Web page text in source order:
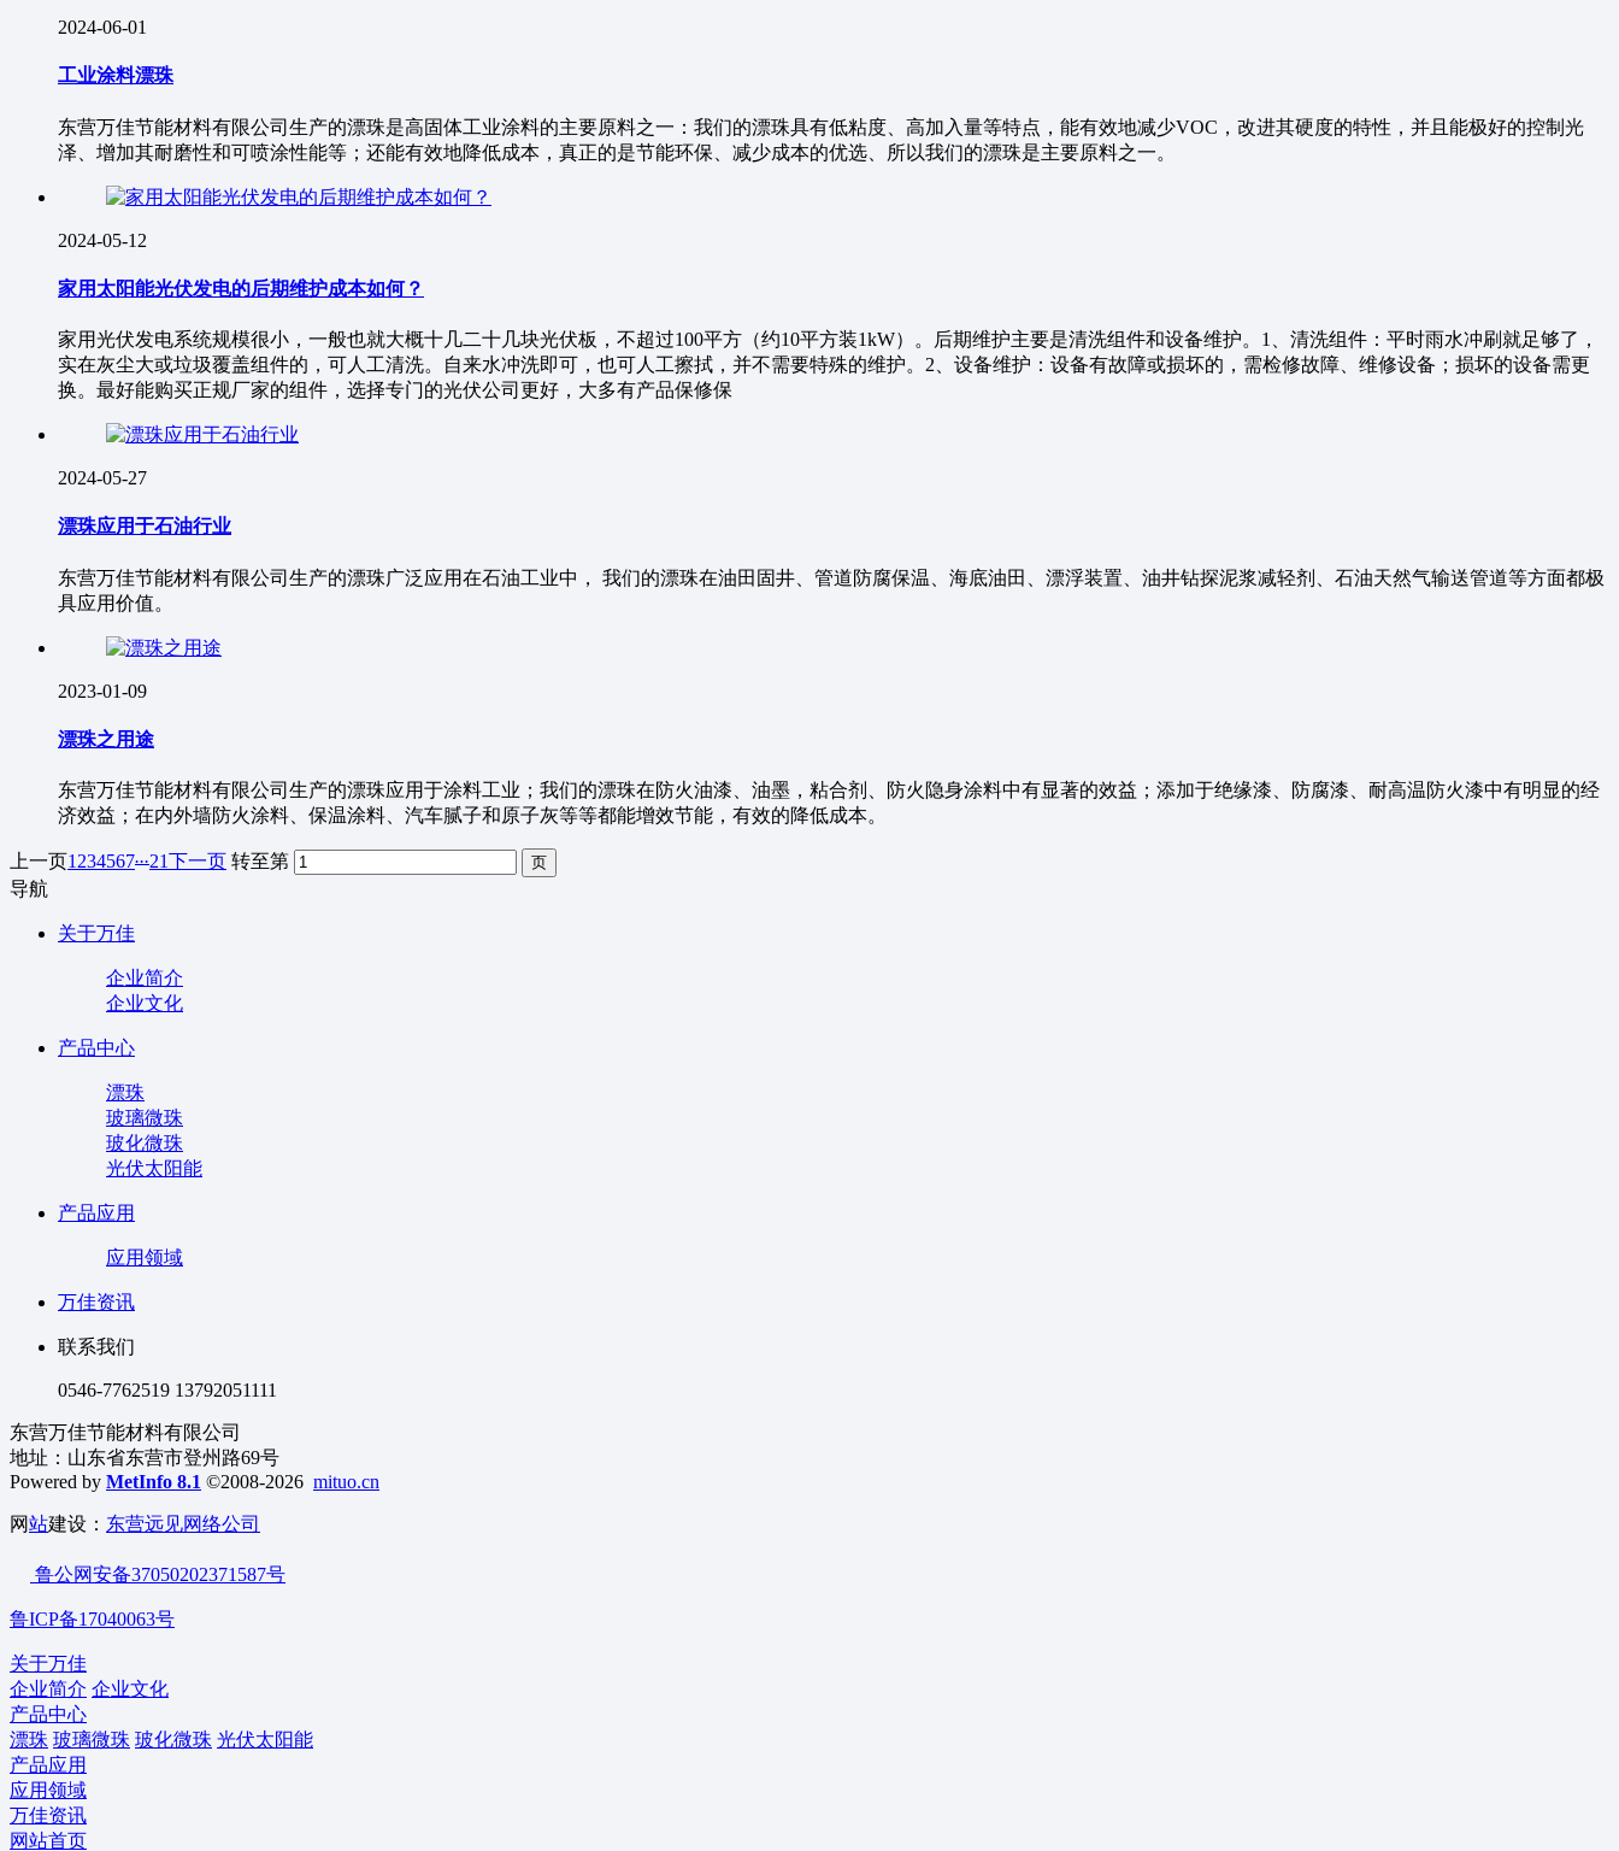
2024-06-01
工业涂料漂珠
东营万佳节能材料有限公司生产的漂珠是高固体工业涂料的主要原料之一：我们的漂珠具有低粘度、高加入量等特点，能有效地减少VOC，改进其硬度的特性，并且能极好的控制光
泽、增加其耐磨性和可喷涂性能等；还能有效地降低成本，真正的是节能环保、减少成本的优选、所以我们的漂珠是主要原料之一。
2024-05-12
家用太阳能光伏发电的后期维护成本如何？
家用光伏发电系统规模很小，一般也就大概十几二十几块光伏板，不超过100平方（约10平方装1kW）。后期维护主要是清洗组件和设备维护。1、清洗组件：平时雨水冲刷就足够了，
实在灰尘大或垃圾覆盖组件的，可人工清洗。自来水冲洗即可，也可人工擦拭，并不需要特殊的维护。2、设备维护：设备有故障或损坏的，需检修故障、维修设备；损坏的设备需更
换。最好能购买正规厂家的组件，选择专门的光伏公司更好，大多有产品保修保
2024-05-27
漂珠应用于石油行业
东营万佳节能材料有限公司生产的漂珠广泛应用在石油工业中， 我们的漂珠在油田固井、管道防腐保温、海底油田、漂浮装置、油井钻探泥浆减轻剂、石油天然气输送管道等方面都极
具应用价值。
2023-01-09
漂珠之用途
东营万佳节能材料有限公司生产的漂珠应用于涂料工业；我们的漂珠在防火油漆、油墨，粘合剂、防火隐身涂料中有显著的效益；添加于绝缘漆、防腐漆、耐高温防火漆中有明显的经
济效益；在内外墙防火涂料、保温涂料、汽车腻子和原子灰等等都能增效节能，有效的降低成本。
上一页1 234567...21下一页 转至第
导航
关于万佳
企业简介
企业文化
产品中心
漂珠
玻璃微珠
玻化微珠
光伏太阳能
产品应用
应用领域
万佳资讯
联系我们
0546-7762519 13792051111
东营万佳节能材料有限公司
地址：山东省东营市登州路69号
Powered by MetInfo 8.1 ©2008-2026 mituo.cn
网站建设： 东营远见网络公司
鲁公网安备37050202371587号
鲁ICP备17040063号
关于万佳
企业简介 企业文化
产品中心
漂珠 玻璃微珠 玻化微珠 光伏太阳能
产品应用
应用领域
万佳资讯
网站首页